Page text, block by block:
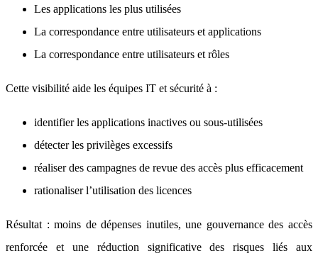
Les applications les plus utilisées
La correspondance entre utilisateurs et applications
La correspondance entre utilisateurs et rôles
Cette visibilité aide les équipes IT et sécurité à :
identifier les applications inactives ou sous-utilisées
détecter les privilèges excessifs
réaliser des campagnes de revue des accès plus efficacement
rationaliser l’utilisation des licences
Résultat : moins de dépenses inutiles, une gouvernance des accès
renforcée et une réduction significative des risques liés aux